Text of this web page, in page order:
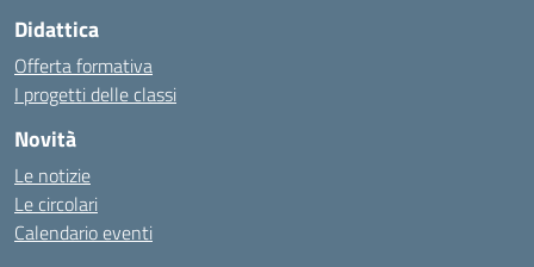
Didattica
Offerta formativa
I progetti delle classi
Novità
Le notizie
Le circolari
Calendario eventi